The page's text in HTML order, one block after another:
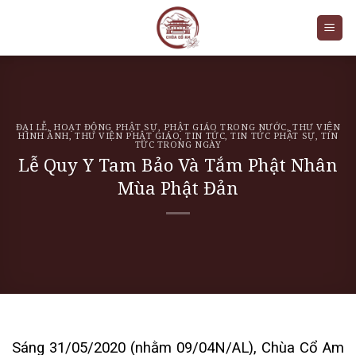
ĐẠI LỄ, HOẠT ĐỘNG PHẬT SỰ, PHẬT GIÁO TRONG NƯỚC, THƯ VIỆN
HÌNH ẢNH,THƯ VIỆN PHẬT GIÁO,TIN TỨC,TIN TỨC PHẬT SỰ, TIN
TỨC TRONG NGÀY
Lễ Quy Y Tam Bảo Và Tắm Phật Nhân
Mùa Phật Đản
Sáng 31/05/2020 (nhằm 09/04N/AL), Chùa Cổ Am